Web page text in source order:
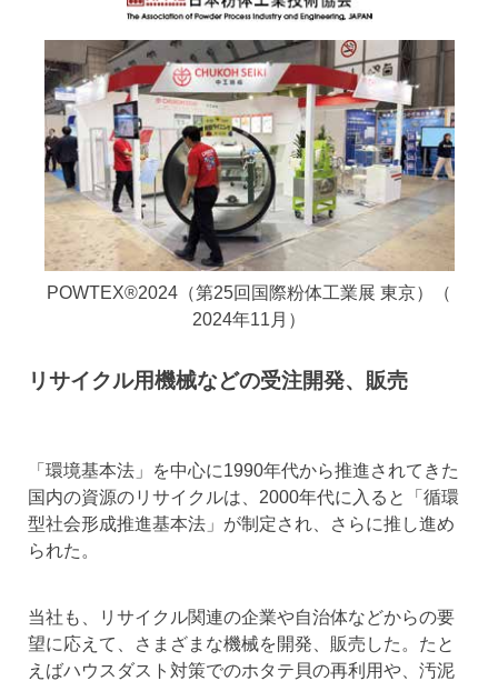
POWTEX®2024（第25回国際粉体工業展 東京）（
2024年11月）
リサイクル用機械などの受注開発、販売
「環境基本法」を中心に1990年代から推進されてきた
国内の資源のリサイクルは、2000年代に入ると「循環
型社会形成推進基本法」が制定され、さらに推し進め
られた。
当社も、リサイクル関連の企業や自治体などからの要
望に応えて、さまざまな機械を開発、販売した。たと
えばハウスダスト対策でのホタテ貝の再利用や、汚泥